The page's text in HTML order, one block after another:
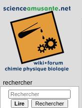
rechercher